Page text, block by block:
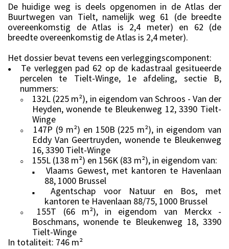
De huidige weg is deels opgenomen in de Atlas der
Buurtwegen van Tielt, namelijk weg 61 (de breedte
overeenkomstig de Atlas is 2,4 meter) en 62 (de
breedte overeenkomstig de Atlas is 2,4 meter).
Het dossier bevat tevens een verleggingscomponent:
●
Te verleggen pad 62 op de kadastraal gesitueerde
percelen te Tielt-Winge, 1e afdeling, sectie B,
nummers:
○
132L (225 m²), in eigendom van Schroos - Van der
Heyden, wonende te Bleukenweg 12, 3390 Tielt-
Winge
○
147P (9 m²) en 150B (225 m²), in eigendom van
Eddy Van Geertruyden, wonende te Bleukenweg
16, 3390 Tielt-Winge
○ 155L (138 m²) en 156K (83 m²), in eigendom van:
■
Vlaams Gewest, met kantoren te Havenlaan
88, 1000 Brussel
■
Agentschap voor Natuur en Bos, met
kantoren te Havenlaan 88/75, 1000 Brussel
○
155T (66 m²), in eigendom van Merckx -
Boschmans, wonende te Bleukenweg 18, 3390
Tielt-Winge
In totaliteit: 746 m²